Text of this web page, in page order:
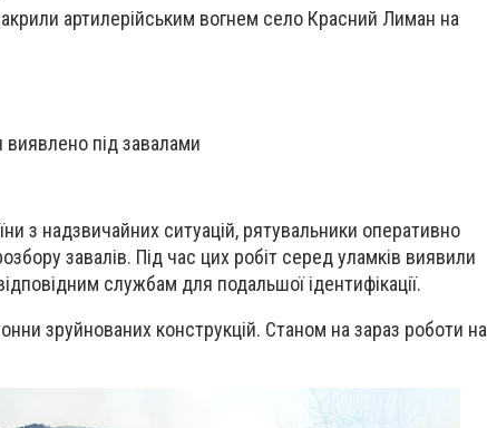
артилерійським вогнем село Красний Лиман на
виявлено під завалами
з надзвичайних ситуацій, рятувальники оперативно
завалів. Під час цих робіт серед уламків виявили
службам для подальшої ідентифікації.
зруйнованих конструкцій. Станом на зараз роботи на